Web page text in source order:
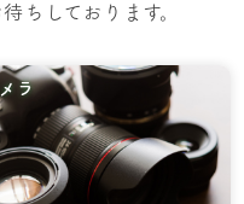
ちしております。
ラ